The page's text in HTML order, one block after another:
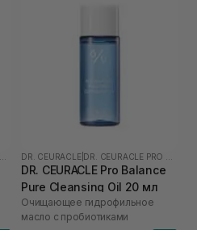
DR. CEURACLE
DR. CEURACLE Pro Balance
Pure Cleansing Oil 20 мл
Очищающее гидрофильное
масло с пробиотиками